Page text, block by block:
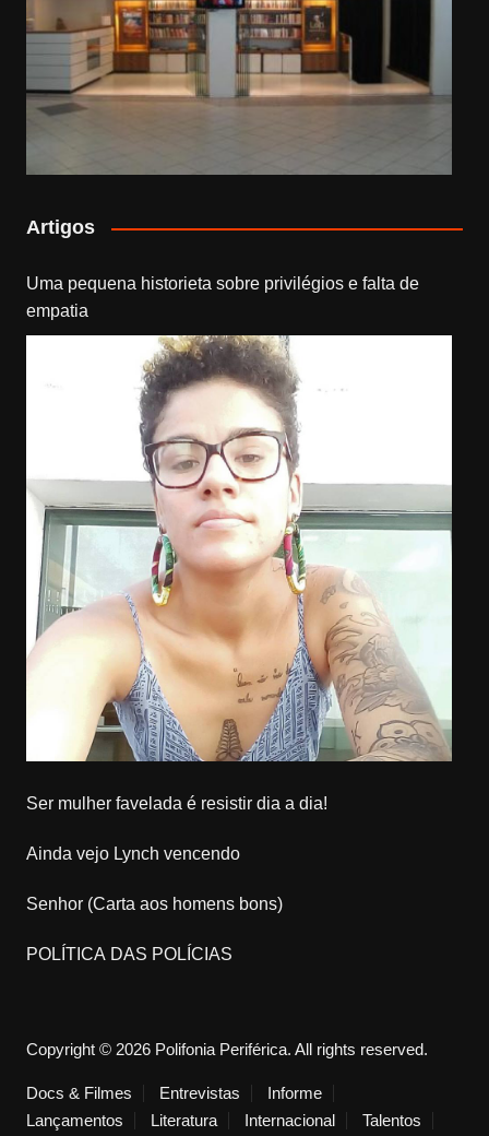
Artigos
Uma pequena historieta sobre privilégios e falta de
empatia
Ser mulher favelada é resistir dia a dia!
Ainda vejo Lynch vencendo
Senhor (Carta aos homens bons)
POLÍTICA DAS POLÍCIAS
Copyright © 2026 Polifonia Periférica. All rights reserved.
Docs & Filmes Entrevistas
Informe
Lançamentos
Literatura Internacional Talentos